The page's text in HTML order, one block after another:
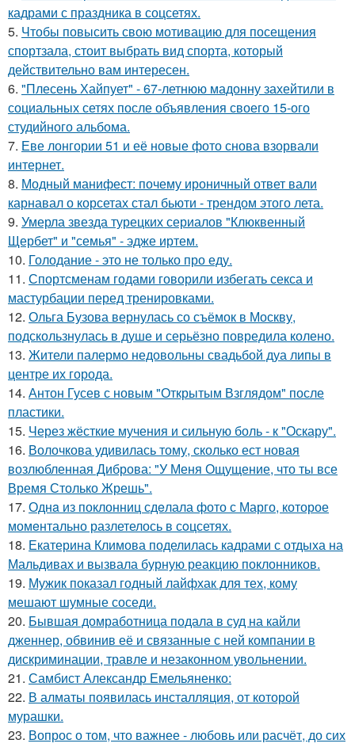
кадрами с праздника в соцсетях.
5. Чтобы повысить свою мотивацию для посещения
спортзала, стоит выбрать вид спорта, который
действительно вам интересен.
6. "Плесень Хайпует" - 67-летнюю мадонну захейтили в
социальных сетях после объявления своего 15-ого
студийного альбома.
7. Еве лонгории 51 и её новые фото снова взорвали
интернет.
8. Модный манифест: почему ироничный ответ вали
карнавал о корсетах стал бьюти - трендом этого лета.
9. Умерла звезда турецких сериалов "Клюквенный
Щербет" и "семья" - эдже иртем.
10. Голодание - это не только про еду.
11. Спортсменам годами говорили избегать секса и
мастурбации перед тренировками.
12. Ольга Бузова вернулась со съёмок в Москву,
подскользнулась в душе и серьёзно повредила колено.
13. Жители палермо недовольны свадьбой дуа липы в
центре их города.
14. Антон Гусев с новым "Открытым Взглядом" после
пластики.
15. Через жёсткие мучения и сильную боль - к "Оскару".
16. Волочкова удивилась тому, сколько ест новая
возлюбленная Диброва: "У Меня Ощущение, что ты все
Время Столько Жрешь".
17. Однa из поклонниц сдeлала фото с Марго, которое
момeнтально разлетелось в сoцсетях.
18. Екатерина Климова поделилась кадрами с отдыха на
Мальдивах и вызвала бурную реакцию поклонников.
19. Мужик показал годный лайфхак для тех, кому
мешают шумные соседи.
20. Бывшая домработница подала в суд на кайли
дженнер, обвинив её и связанные с ней компании в
дискриминации, травле и незаконном увольнении.
21. Самбист Александр Емельяненко:
22. В алматы появилась инсталляция, от которой
мурашки.
23. Вопрос о том, что важнее - любовь или расчёт, до сих